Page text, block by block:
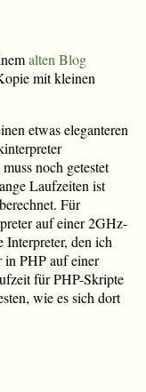
alten Blog
mit kleinen
etwas eleganteren
noch getestet
Laufzeiten ist
Für
auf einer 2GHz-
den ich
in PHP auf einer
für PHP-Skripte
wie es sich dort